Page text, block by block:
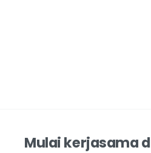
Mulai kerjasama